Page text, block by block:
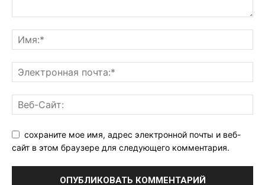
сохраните мое имя, адрес электронной почты и веб-
сайт в этом браузере для следующего комментария.